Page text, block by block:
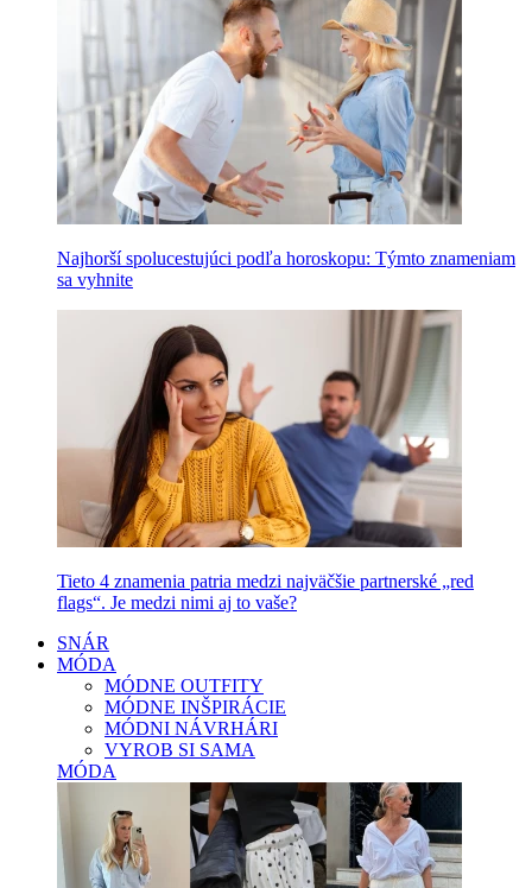
Najhorší spolucestujúci podľa horoskopu: Týmto znameniam
sa vyhnite
Tieto 4 znamenia patria medzi najväčšie partnerské „red
flags“. Je medzi nimi aj to vaše?
SNÁR
MÓDA
MÓDNE OUTFITY
MÓDNE INŠPIRÁCIE
MÓDNI NÁVRHÁRI
VYROB SI SAMA
MÓDA